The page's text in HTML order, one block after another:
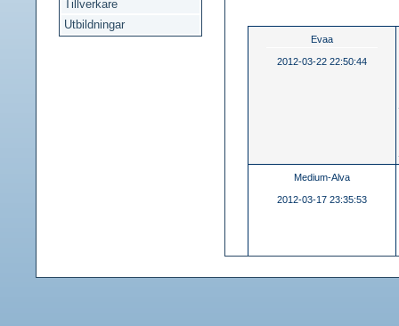
Tillverkare
Utbildningar
Evaa
2012-03-22 22:50:44
Medium-Alva
2012-03-17 23:35:53